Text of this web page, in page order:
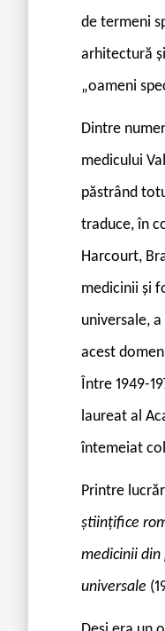
de termeni
arhitectură
„oameni
Dintre
medicului
păstrând
traduce, în
Harcourt,
medicinii și
universale,
acest
Între 1949-
laureat al
întemeiat
Printre
științifice
medicinii
universale